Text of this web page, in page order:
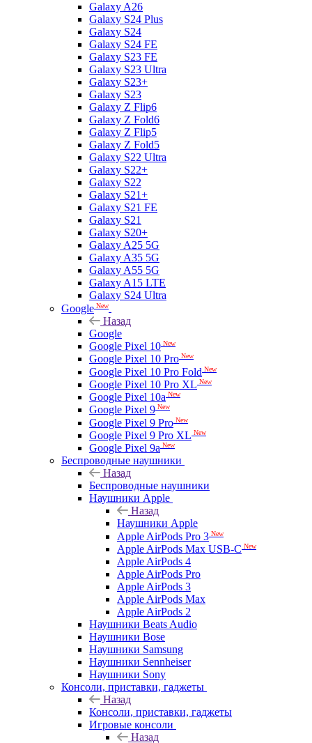
Galaxy A26
Galaxy S24 Plus
Galaxy S24
Galaxy S24 FE
Galaxy S23 FE
Galaxy S23 Ultra
Galaxy S23+
Galaxy S23
Galaxy Z Flip6
Galaxy Z Fold6
Galaxy Z Flip5
Galaxy Z Fold5
Galaxy S22 Ultra
Galaxy S22+
Galaxy S22
Galaxy S21+
Galaxy S21 FE
Galaxy S21
Galaxy S20+
Galaxy A25 5G
Galaxy A35 5G
Galaxy A55 5G
Galaxy A15 LTE
Galaxy S24 Ultra
Google New
Назад
Google
Google Pixel 10 New
Google Pixel 10 Pro New
Google Pixel 10 Pro Fold New
Google Pixel 10 Pro XL New
Google Pixel 10a New
Google Pixel 9 New
Google Pixel 9 Pro New
Google Pixel 9 Pro XL New
Google Pixel 9a New
Беспроводные наушники
Назад
Беспроводные наушники
Наушники Apple
Назад
Наушники Apple
Apple AirPods Pro 3 New
Apple AirPods Max USB-C New
Apple AirPods 4
Apple AirPods Pro
Apple AirPods 3
Apple AirPods Max
Apple AirPods 2
Наушники Beats Audio
Наушники Bose
Наушники Samsung
Наушники Sennheiser
Наушники Sony
Консоли, приставки, гаджеты
Назад
Консоли, приставки, гаджеты
Игровые консоли
Назад